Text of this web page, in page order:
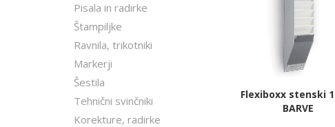
Pisala in radirke
Štampiljke
Ravnila, trikotniki
Markerji
Šestila
Tehnični svinčniki
Korekture, radirke
Flexiboxx stenski
BARVE